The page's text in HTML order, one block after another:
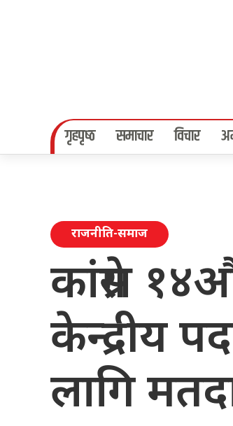
गृहपृष्‍ठ समाचार विचार
राजनीति-समाज
कांग्रेस
केन्द्रीय
लागि